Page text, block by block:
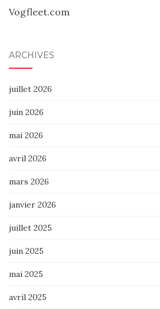
Vogfleet.com
ARCHIVES
juillet 2026
juin 2026
mai 2026
avril 2026
mars 2026
janvier 2026
juillet 2025
juin 2025
mai 2025
avril 2025